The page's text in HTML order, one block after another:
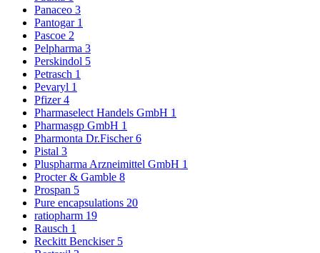
Panaceo 3
Pantogar 1
Pascoe 2
Pelpharma 3
Perskindol 5
Petrasch 1
Pevaryl 1
Pfizer4
Pharmaselect Handels GmbH 1
Pharmasgp GmbH 1
Pharmonta Dr.Fischer6
Pistal 3
Pluspharma Arzneimittel GmbH 1
Procter & Gamble 8
Prospan 5
Pure encapsulations 20
ratiopharm 19
Rausch 1
Reckitt Benckiser 5